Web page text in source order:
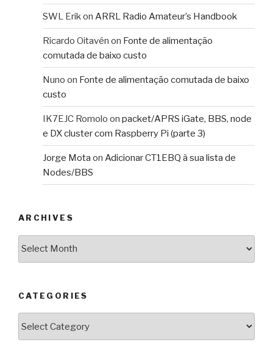
SWL Erikon ARRL Radio Amateur’s Handbook
Ricardo Oitavén on Fonte de alimentação
comutada de baixo custo
Nuno on Fonte de alimentação comutada de baixo
custo
IK7EJC Romolo on packet/APRS iGate, BBS, node
e DX cluster com Raspberry Pi (parte 3)
Jorge Mota on Adicionar CT1EBQ à sua lista de
Nodes/BBS
ARCHIVES
CATEGORIES